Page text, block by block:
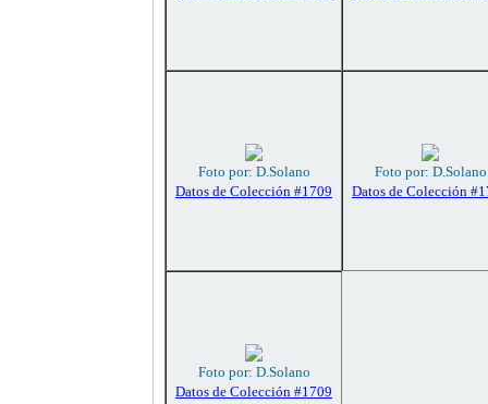
Foto por: D.Solano
Datos de Colección #1709
Foto por: D.Solano
Datos de Colección
Foto por: D.Solano
Datos de Colección #1709